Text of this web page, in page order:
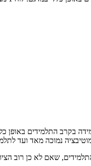
בקרב התלמידים
נמוכה מאד ועד